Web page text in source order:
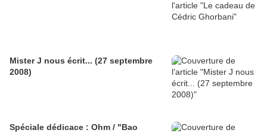
Mister J nous écrit... (27 septembre
2008)
Spéciale dédicace : Ohm / "Bao